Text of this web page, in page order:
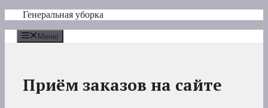
Перейти
содержимому
Генеральная уборка
Меню
Приём заказов на сайте